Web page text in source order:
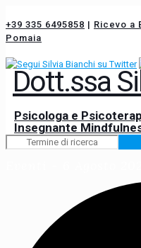
+39 335 6495858 | Ricevo a
Pomaia
Dott.ssa
Psicologa e
Insegnante